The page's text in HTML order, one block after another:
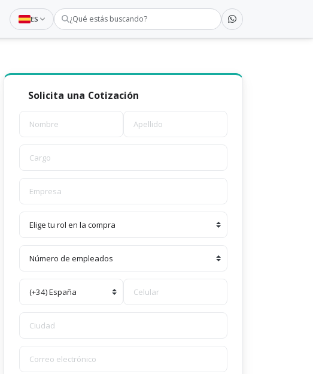
ES ¿Qué estás buscando?
Solicita una Cotización